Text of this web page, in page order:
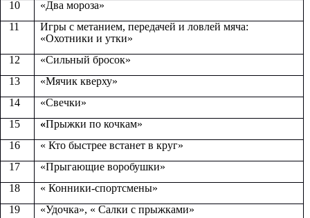
10
«Два мороза»
11
Игры с метанием, передачей и ловлей мяча:
«Охотники и утки»
12
«Сильный бросок»
13
«Мячик кверху»
14
«Свечки»
15
«Прыжки по кочкам»
16
« Кто быстрее встанет в круг»
17
«Прыгающие воробушки»
18
« Конники-спортсмены»
19
«Удочка», « Салки с прыжками»